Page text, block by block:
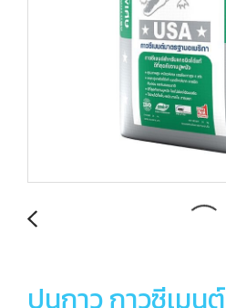
ปูนกาว กาวซีเมน